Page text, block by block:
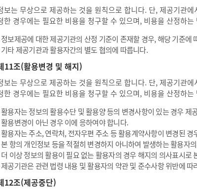
보는 무상으로 제공하는 것을 원칙으로 합니다. 단, 제공기관
한 경우에는 필요한 비용을 청구할 수 있으며, 비용을 산정하
정보제공에 대한 제공기관의 산정 기준이 존재할 경우, 해당 기준에
기타 제공기관과 활용자간의 별도 협의에 따릅니다.
11조(활용변경 및 해지)
보는 무상으로 제공하는 것을 원칙으로 합니다. 단, 제공기관
한 경우에는 필요한 비용을 청구할 수 있으며, 비용을 산정하
활용자는 정보의 활용수단 및 활용양 등의 변경사항이 있는 경우
활용변경이 아닌 경우 이에 응하여야 합니다.
활용자는 주소, 연락처, 전자우편 주소 등 활용계약사항이 변경된
본 항의 개인정보 등을 적절히 변경하지 아니하여 발생하는 활용자
더 이상 정보의 활용이 필요 없는 활용자의 경우 해지의 의사표시
제공기관은 관련 법령 내용 및 활용자의 약관 및 준수사항 위반에
12조(제공중단)